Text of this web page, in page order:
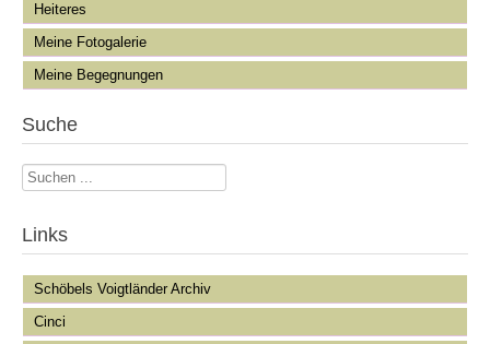
Heiteres
Meine Fotogalerie
Meine Begegnungen
Suche
Suchen
Links
Schöbels Voigtländer Archiv
Cinci